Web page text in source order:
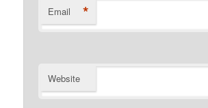
Email *
Website